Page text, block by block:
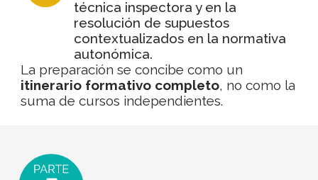
técnica inspectora y en la
resolución de supuestos
contextualizados en la normativa
autonómica.
La preparación se concibe como un
itinerario formativo completo, no como la
suma de cursos independientes.